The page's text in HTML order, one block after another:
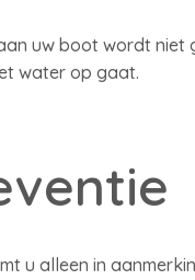
uw boot wordt
water op gaat.
u alleen in